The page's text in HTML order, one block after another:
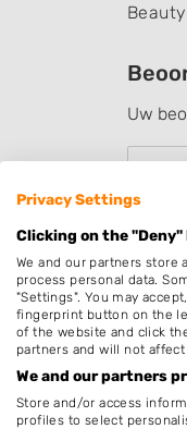
Uw
Privacy Settings
Clicking on the
We and our partners store
process personal data.
"Settings". You may
fingerprint button on the
of the website and click
partners and will not
We and our partners
Store and/or access
profiles to select